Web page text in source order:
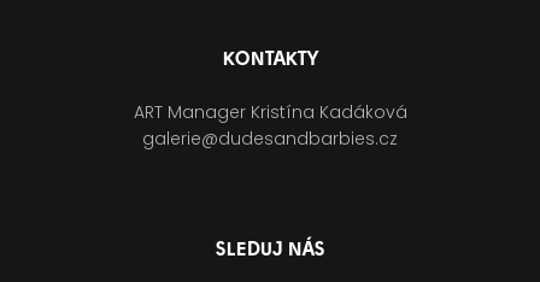
KONTAKTY
ART Manager Kristína Kadáková
galerie@dudesandbarbies.cz
SLEDUJ NÁS